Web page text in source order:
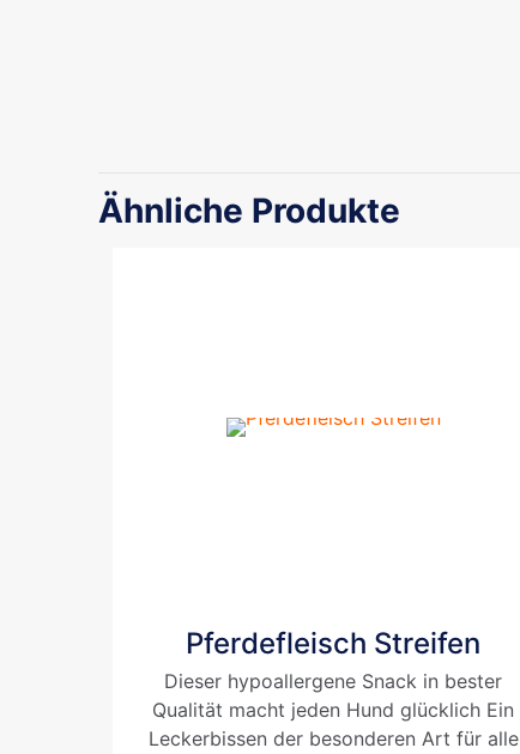
Ähnliche Produkte
Pferdefleisch Streifen
Dieser hypoallergene Snack in bester
Qualität macht jeden Hund glücklich Ein
Leckerbissen der besonderen Art für alle